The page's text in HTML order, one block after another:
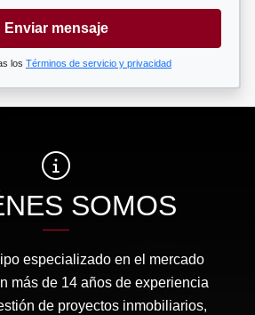
Enviar mensaje
los Términos de servicio y privacidad
SOMOS
especializado en el mercado
más de 14 años de experiencia
de proyectos inmobiliarios,